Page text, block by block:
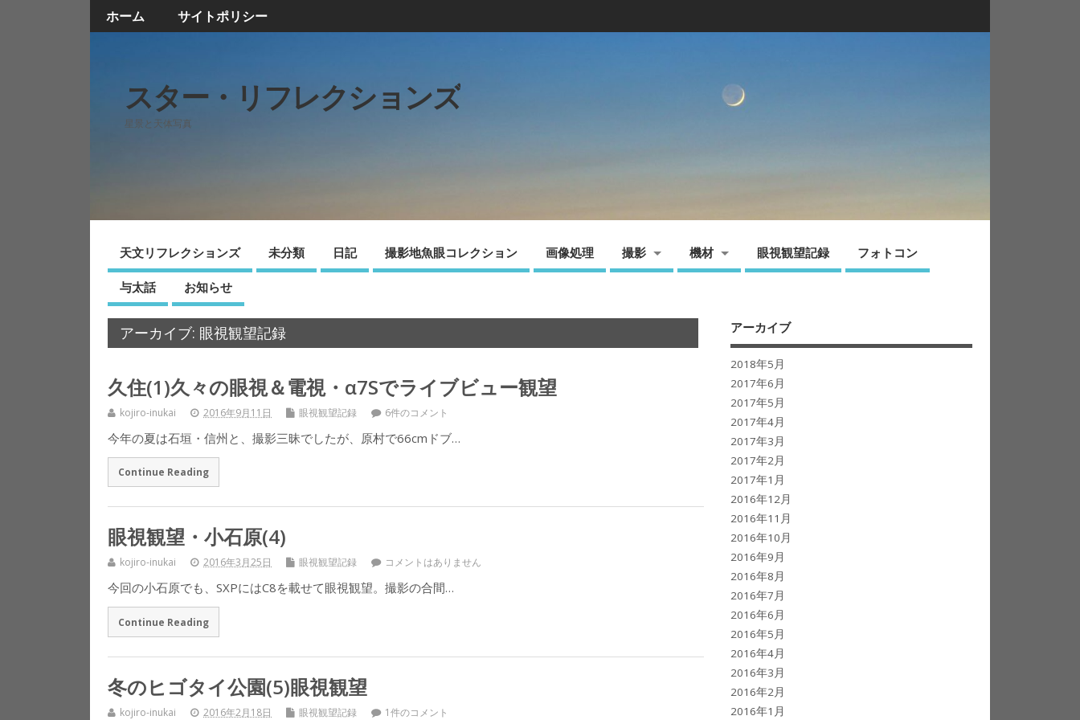
ホーム サイトポリシー
スター・リフレクションズ
星景と天体写真
天文リフレクションズ 未分類 日記 撮影地魚眼コレクション 画像処理 撮影 機材 眼視観望記録 フォトコン
与太話 お知らせ
アーカイブ: 眼視観望記録
久住(1)久々の眼視＆電視・α7Sでライブビュー観望
kojiro-inukai 2016年9月11日 眼視観望記録 6件のコメント
今年の夏は石垣・信州と、撮影三昧でしたが、原村で66cmドブ…
Continue Reading
眼視観望・小石原(4)
kojiro-inukai 2016年3月25日 眼視観望記録 コメントはありません
今回の小石原でも、SXPにはC8を載せて眼視観望。撮影の合間…
Continue Reading
冬のヒゴタイ公園(5)眼視観望
kojiro-inukai 2016年2月18日 眼視観望記録 1件のコメント
アーカイブ
2018年5月
2017年6月
2017年5月
2017年4月
2017年3月
2017年2月
2017年1月
2016年12月
2016年11月
2016年10月
2016年9月
2016年8月
2016年7月
2016年6月
2016年5月
2016年4月
2016年3月
2016年2月
2016年1月